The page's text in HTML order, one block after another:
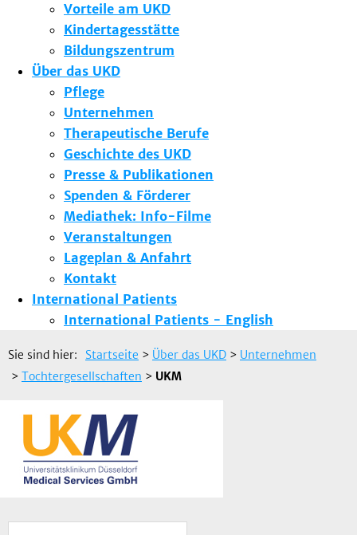
Vorteile am UKD
Kindertagesstätte
Bildungszentrum
Über das UKD
Pflege
Unternehmen
Therapeutische Berufe
Geschichte des UKD
Presse & Publikationen
Spenden & Förderer
Mediathek: Info-Filme
Veranstaltungen
Lageplan & Anfahrt
Kontakt
International Patients
International Patients - English
Sie sind hier: Startseite > Über das UKD > Unternehmen
> Tochtergesellschaften > UKM